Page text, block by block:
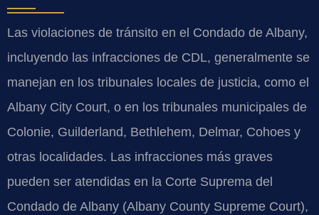
Las violaciones de tránsito en el Condado de Albany,
incluyendo las infracciones de CDL, generalmente se
manejan en los tribunales locales de justicia, como el
Albany City Court, o en los tribunales municipales de
Colonie, Guilderland, Bethlehem, Delmar, Cohoes y
otras localidades. Las infracciones más graves
pueden ser atendidas en la Corte Suprema del
Condado de Albany (Albany County Supreme Court),